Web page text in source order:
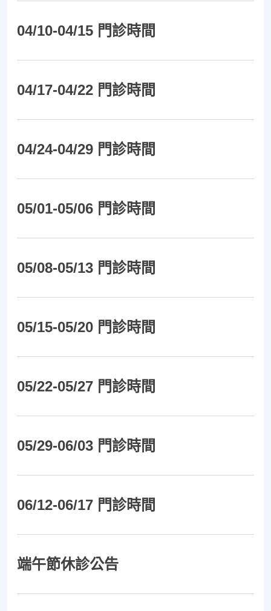
04/10-04/15 門診時間
04/17-04/22 門診時間
04/24-04/29 門診時間
05/01-05/06 門診時間
05/08-05/13 門診時間
05/15-05/20 門診時間
05/22-05/27 門診時間
05/29-06/03 門診時間
06/12-06/17 門診時間
端午節休診公告